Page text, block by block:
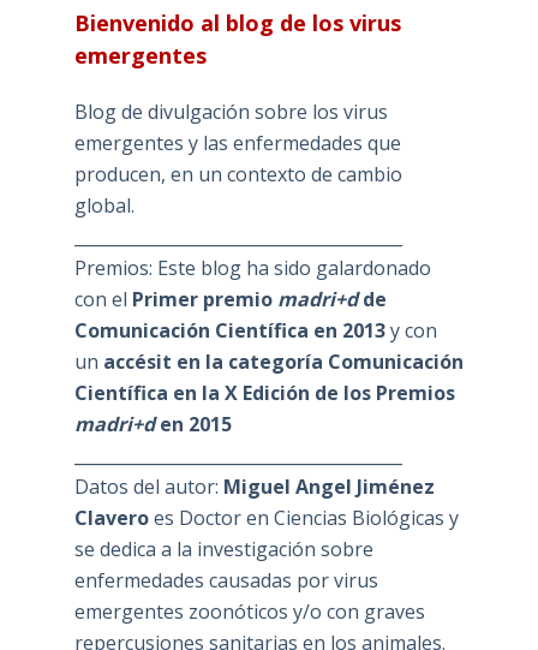
Bienvenido al blog de los virus
emergentes
Blog de divulgación sobre los virus
emergentes y las enfermedades que
producen, en un contexto de cambio
global.
Premios: Este blog ha sido galardonado
con el Primer premio madri+dde
Comunicación Científica en 2013y con
un accésit en la categoría Comunicación
Científica en la X Edición de los Premios
madri+den 2015
Datos del autor: Miguel Angel Jiménez
Claveroes Doctor en Ciencias Biológicas y
se dedica a la investigación sobre
enfermedades causadas por virus
emergentes zoonóticos y/o con graves
repercusiones sanitarias en los animales.